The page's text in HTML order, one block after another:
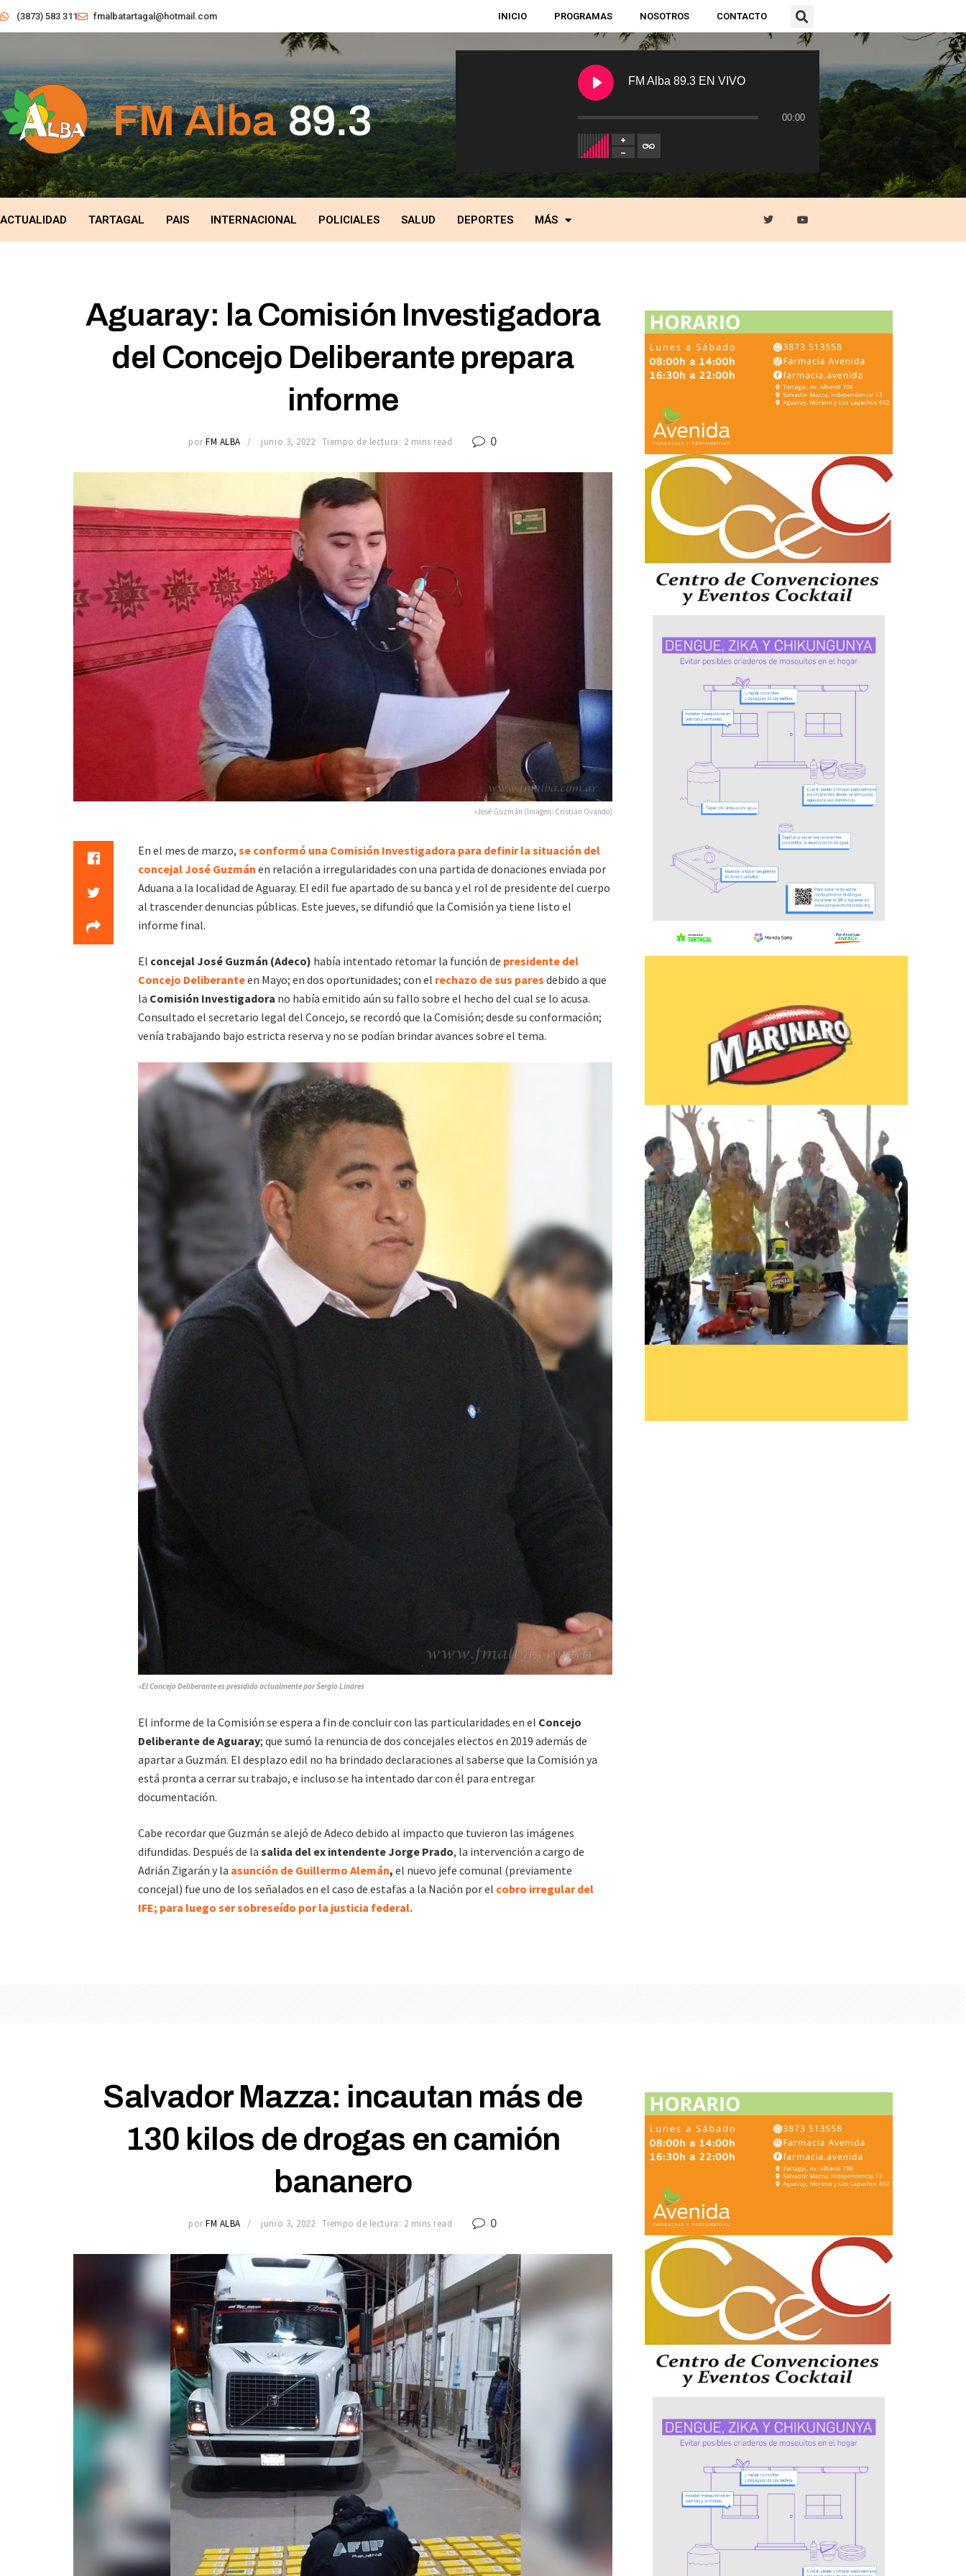
(3873) 583 311 fmalbatartagal@hotmail.com INICIO PROGRAMAS NOSOTROS CONTACTO
FM Alba 89.3 EN VIVO
00:00
ACTUALIDAD TARTAGAL PAIS INTERNACIONAL POLICIALES SALUD DEPORTES MÁS
Aguaray: la Comisión Investigadora
del Concejo Deliberante prepara
informe
por FM ALBA junio 3, 2022 Tiempo de lectura: 2 mins read 0
»José Guzmán (Imagen: Cristian Ovando)
En el mes de marzo, se conformó una Comisión Investigadora para definir la situación del
concejal José Guzmán en relación a irregularidades con una partida de donaciones enviada por
Aduana a la localidad de Aguaray. El edil fue apartado de su banca y el rol de presidente del cuerpo
al trascender denuncias públicas. Este jueves, se difundió que la Comisión ya tiene listo el
informe final.
El concejal José Guzmán (Adeco) había intentado retomar la función de presidente del
Concejo Deliberanteen Mayo; en dos oportunidades; con el rechazo de sus pares debido a que
la Comisión Investigadora no había emitido aún su fallo sobre el hecho del cual se lo acusa.
Consultado el secretario legal del Concejo, se recordó que la Comisión; desde su conformación;
venía trabajando bajo estricta reserva y no se podían brindar avances sobre el tema.
»El Concejo Deliberante es presidido actualmente por Sergio Linares
El informe de la Comisión se espera a fin de concluir con las particularidades en el Concejo
Deliberante de Aguaray; que sumó la renuncia de dos concejales electos en 2019 además de
apartar a Guzmán. El desplazo edil no ha brindado declaraciones al saberse que la Comisión ya
está pronta a cerrar su trabajo, e incluso se ha intentado dar con él para entregar
documentación.
Cabe recordar que Guzmán se alejó de Adeco debido al impacto que tuvieron las imágenes
difundidas. Después de la salida del ex intendente Jorge Prado, la intervención a cargo de
Adrián Zigarán y la asunción de Guillermo Alemán, el nuevo jefe comunal (previamente
concejal) fue uno de los señalados en el caso de estafas a la Nación por el cobro irregular del
IFE; para luego ser sobreseído por la justicia federal.
Salvador Mazza: incautan más de
130 kilos de drogas en camión
bananero
por FM ALBA junio 3, 2022 Tiempo de lectura: 2 mins read 0